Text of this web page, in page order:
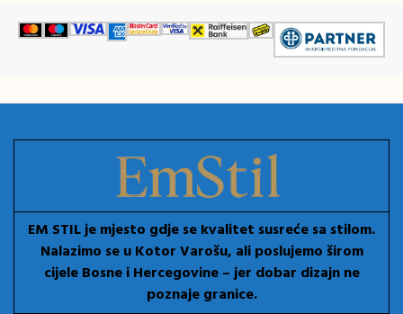
EM STIL je mjesto gdje se kvalitet susreće sa stilom.
Nalazimo se u Kotor Varošu, ali poslujemo širom
cijele Bosne i Hercegovine – jer dobar dizajn ne
poznaje granice.